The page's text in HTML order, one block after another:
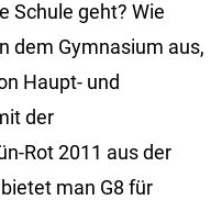
Schule geht? Wie
dem Gymnasium aus,
Haupt- und
der
Rot 2011 aus der
man G8 für